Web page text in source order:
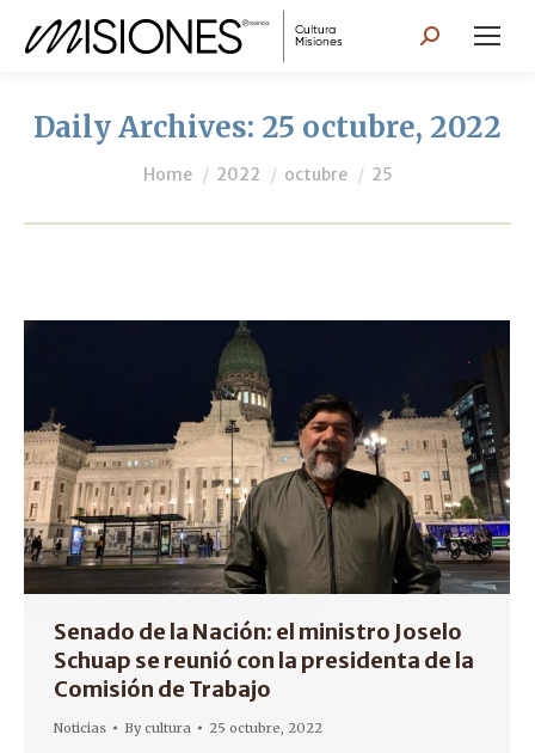
Search:
Daily Archives: 25 octubre, 2022
You are here:
Home 2022 octubre 25
Senado de la Nación: el ministro Joselo
Schuap se reunió con la presidenta de la
Comisión de Trabajo
Noticias Bycultura 25 octubre, 2022